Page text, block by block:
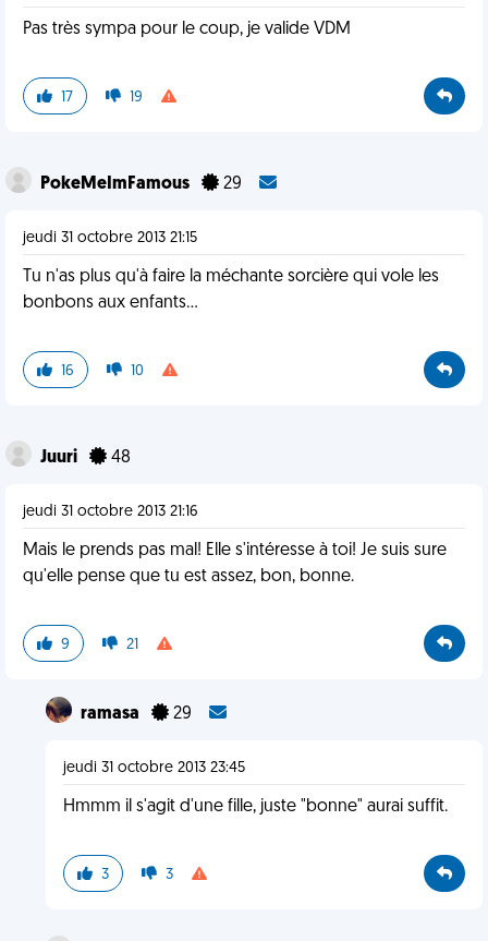
Pas très sympa pour le coup, je valide VDM
17 19
PokeMeImFamous 29
jeudi 31 octobre 2013 21:15
Tu n'as plus qu'à faire la méchante sorcière qui vole les
bonbons aux enfants...
16 10
Juuri 48
jeudi 31 octobre 2013 21:16
Mais le prends pas mal! Elle s'intéresse à toi! Je suis sure
qu'elle pense que tu est assez, bon, bonne.
9 21
ramasa 29
jeudi 31 octobre 2013 23:45
Hmmm il s'agit d'une fille, juste "bonne" aurai suffit.
3 3